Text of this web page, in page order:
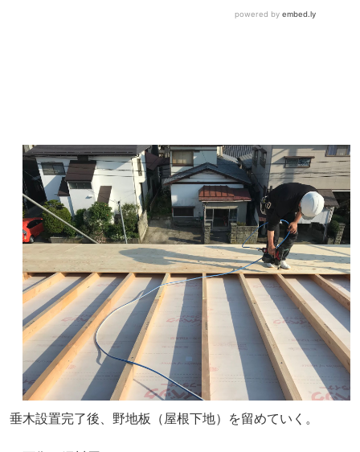
垂木設置完了後、野地板（屋根下地）を留めていく。